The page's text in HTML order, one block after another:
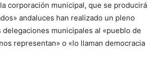
corporación municipal, que se producirá
andaluces han realizado un pleno
municipales al «pueblo de
representan» o «lo llaman democracia